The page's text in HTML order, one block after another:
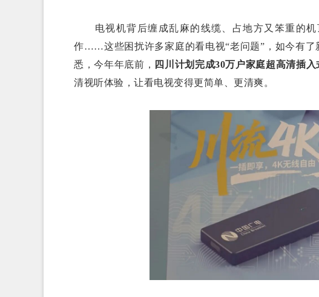
电视机背后缠成乱麻的线缆、占地方又笨重的机
作……这些困扰许多家庭的看电视“老问题”，如今有了
悉，今年年底前， 四川计划完成30万户家庭超高清插
清视听体验，让看电视变得更简单、更清爽。